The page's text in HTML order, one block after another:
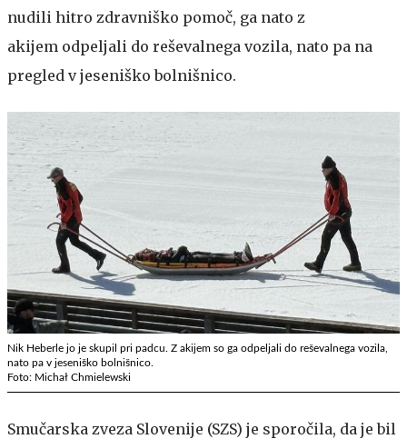
nudili hitro zdravniško pomoč, ga nato z
akijem odpeljali do reševalnega vozila, nato pa na
pregled v jeseniško bolnišnico.
Nik Heberle jo je skupil pri padcu. Z akijem so ga odpeljali do reševalnega vozila,
nato pa v jeseniško bolnišnico.
Foto: Michał Chmielewski
Smučarska zveza Slovenije (SZS) je sporočila, da je bil